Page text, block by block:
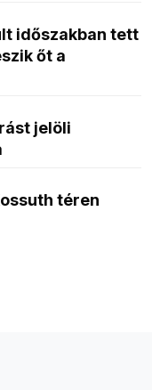
időszakban tett
őt a
jelöli
téren